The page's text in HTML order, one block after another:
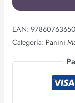
EAN:
Categoría: Panini